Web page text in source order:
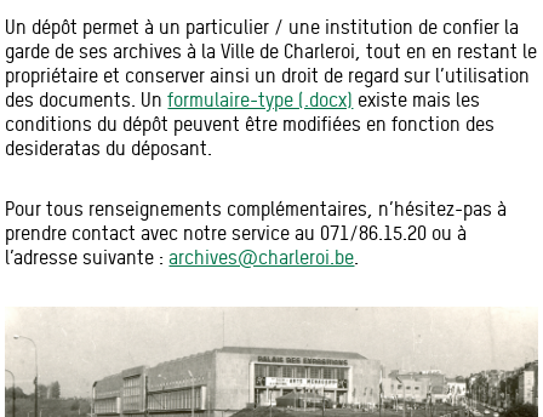
Un dépôt permet à un particulier / une institution de confier la
garde de ses archives à la Ville de Charleroi, tout en en restant le
propriétaire et conserver ainsi un droit de regard sur l’utilisation
des documents. Unformulaire-type (.docx) existe mais les
conditions du dépôt peuvent être modifiées en fonction des
desideratas du déposant.
Pour tous renseignements complémentaires, n’hésitez-pas à
prendre contact avec notre service au 071/86.15.20 ou à
l’adresse suivante :archives@charleroi.be.